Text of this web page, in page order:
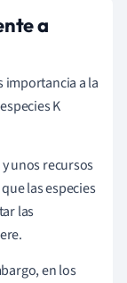
a
importancia a la
K
unos recursos
las especies
las
en los